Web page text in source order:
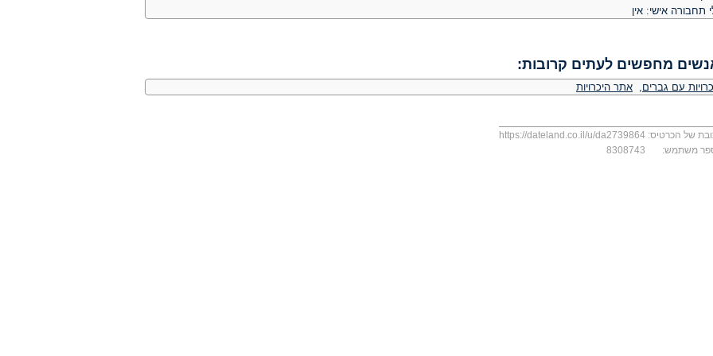
תחבורה אישי: אין
מחפשים לעתים קרובות:
עם גברים, אתר היכרויות
של הכרטיס: https://dateland.co.il/u/da2739864
משתמש:
8308743